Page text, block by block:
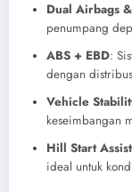
Dual Airbags
penumpang
ABS + EBD:
dengan
Vehicle
keseimbangan
Hill Start Assist
ideal untuk